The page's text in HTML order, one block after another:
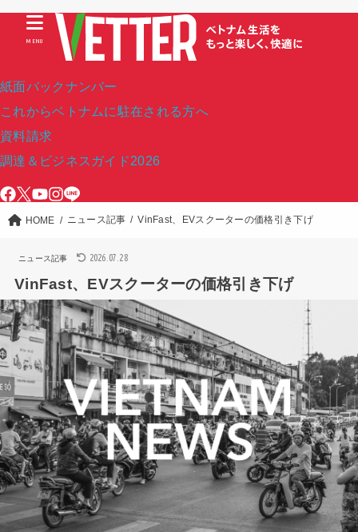
紙面バックナンバー
これからベトナムに駐在される方へ
資料請求
調達＆ビジネスガイド2026
MENU
HOME ニュース記事 VinFast、EVスクーターの価格引き下げ
ニュース記事 2026.07.28
VinFast、EVスクーターの価格引き下げ